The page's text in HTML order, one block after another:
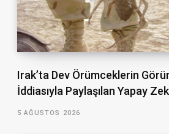
Irak’ta Dev Örümceklerin
İddiasıyla Paylaşılan Yapay
5 AĞUSTOS 2026